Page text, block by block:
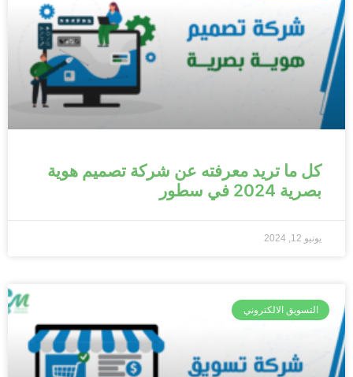
كل ما تريد معرفته عن شركة تصميم هوية
بصرية 2024 في سطور
يونيو 12, 2024
التسويق الالكتروني